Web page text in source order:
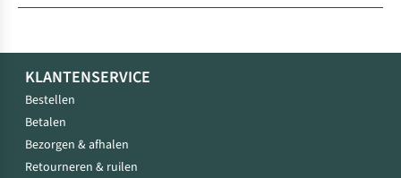
KLANTENSERVICE
Bestellen
Betalen
Bezorgen & afhalen
Retourneren & ruilen